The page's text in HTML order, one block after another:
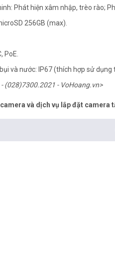
Phát hiện xâm nhập, trèo rào;
256GB (max).
PoE.
và nước: IP67 (thích hợp sử dụng
(028)7300.2021 - VoHoang.vn>
và dịch vụ lắp đặt camera